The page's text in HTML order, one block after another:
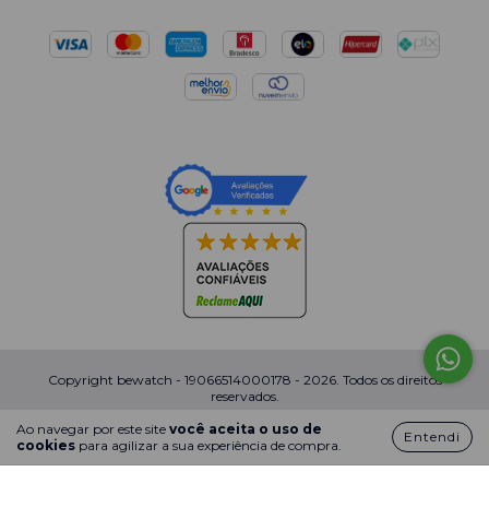
Ao navegar por este site você aceita o uso de
cookies para agilizar a sua experiência de compra.
Entendi
Copyright bewatch - 19066514000178 - 2026. Todos os direitos
reservados.